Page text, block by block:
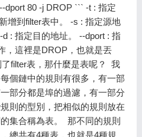
dport 80 -j DROP ``` -t : 指定
增到filter表中。 -s : 指定源地
: 指定目的地址。 --dport : 指
，這裡是DROP，也就是丟
filter表，那什麼是表呢？ ​ 我
個鏈中的規則有很多，有一部
部分都是埠的過濾，有一部分
則的型別，把相似的規則放在
集合稱為表。 ​ 那不同的規則
總共有4種表，也就是4種規